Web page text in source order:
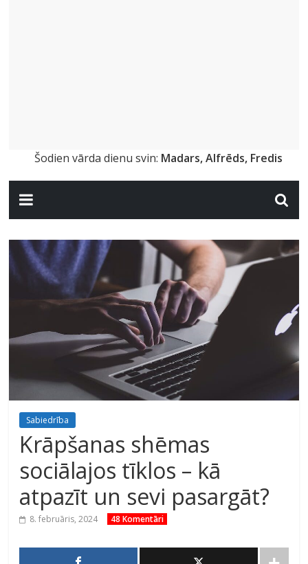
Šodien vārda dienu svin: Madars, Alfrēds, Fredis
Sabiedrība
Krāpšanas shēmas
sociālajos tīklos – kā
atpazīt un sevi pasargāt?
8. februāris, 2024 48 Komentāri